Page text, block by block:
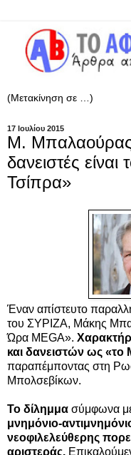
17 Ιουλίου 2015
Μ.
δανειστές
Τσίπρα»
Έναν απίστευτο
του ΣΥΡΙΖΑ, Μάκης
Ώρα MEGA».
και δανειστών ως
παραπέμποντας στη
Μπολσεβίκων.
Το δίλημμα σύμφωνα
μνημόνιο-
νεοφιλελεύθερης
αριστεράς.